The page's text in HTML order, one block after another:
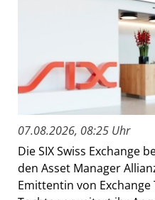
07.08.2026, 08:25 Uhr
Die SIX Swiss Exchange
den Asset Manager
Emittentin von Exchange